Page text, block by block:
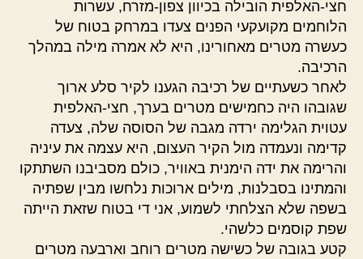
חצי-האלפית הובילה בכיוון צפון-מזרח, עשרות
הלוחמים מקועקעי הפנים צעדו במרחק בטוח של
כעשרה מטרים מאחורינו, היא לא אמרה מילה במהלך
הרכיבה.
לאחר כשעתיים של רכיבה הגענו לקיר סלע ארוך
שגובהו היה כחמישים מטרים בערך, חצי-האלפית
עטוית הגלימה ירדה מגבה של הסוסה שלה, צעדה
קדימה ונעמדה מול הקיר העצום, היא עצמה את עיניה
והרימה את ידה הימנית באוויר, כולם מסביבנו השתתקו
והמתינו בסבלנות, מילים ארוכות נלחשו מבין שפתיה
בשפה שלא הצלחתי לשמוע, אני די בטוח שזאת הייתה
שפת קוסמים כלשהי.
קטע בגובה של כשישה מטרים רוחב וארבעה מטרים